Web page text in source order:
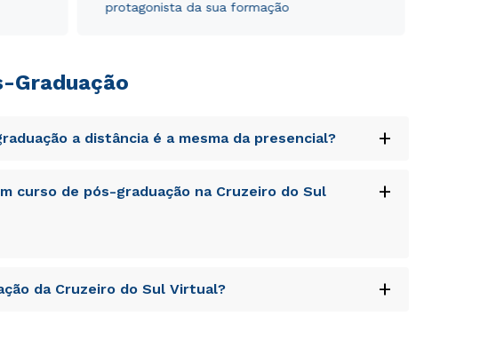
protagonista da sua formação
Graduação
a distância é a mesma da presencial? +
inventore veritatis et quasi architecto beatae vitae dicta
voluptatem sequi nesciunt.
curso de pós-graduação na Cruzeiro do Sul +
inventore veritatis et quasi architecto beatae vitae dicta
da Cruzeiro do Sul Virtual? +